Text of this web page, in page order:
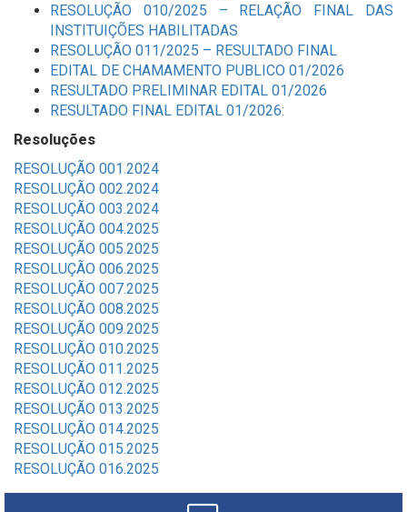
RESOLUÇÃO 010/2025 – RELAÇÃO FINAL DAS
INSTITUIÇÕES HABILITADAS
RESOLUÇÃO 011/2025 – RESULTADO FINAL
EDITAL DE CHAMAMENTO PUBLICO 01/2026
RESULTADO PRELIMINAR EDITAL 01/2026
RESULTADO FINAL EDITAL 01/2026:
Resoluções
RESOLUÇÃO 001.2024
RESOLUÇÃO 002.2024
RESOLUÇÃO 003.2024
RESOLUÇÃO 004.2025
RESOLUÇÃO 005.2025
RESOLUÇÃO 006.2025
RESOLUÇÃO 007.2025
RESOLUÇÃO 008.2025
RESOLUÇÃO 009.2025
RESOLUÇÃO 010.2025
RESOLUÇÃO 011.2025
RESOLUÇÃO 012.2025
RESOLUÇÃO 013.2025
RESOLUÇÃO 014.2025
RESOLUÇÃO 015.2025
RESOLUÇÃO 016.2025